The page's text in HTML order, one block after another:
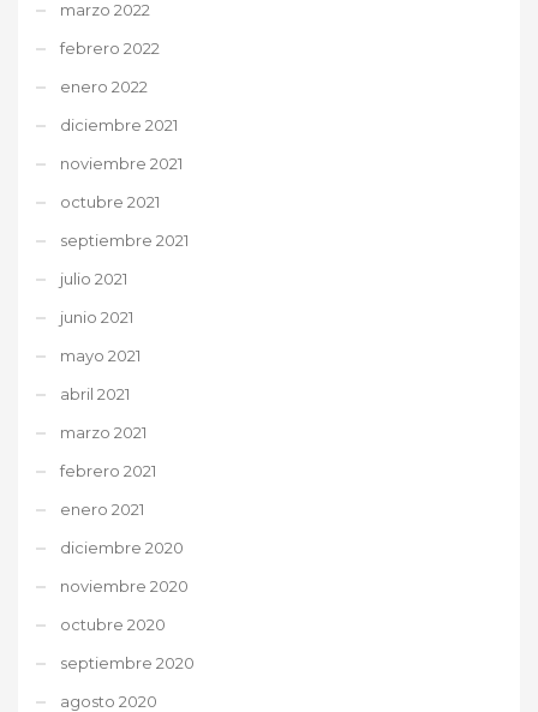
marzo 2022
febrero 2022
enero 2022
diciembre 2021
noviembre 2021
octubre 2021
septiembre 2021
julio 2021
junio 2021
mayo 2021
abril 2021
marzo 2021
febrero 2021
enero 2021
diciembre 2020
noviembre 2020
octubre 2020
septiembre 2020
agosto 2020